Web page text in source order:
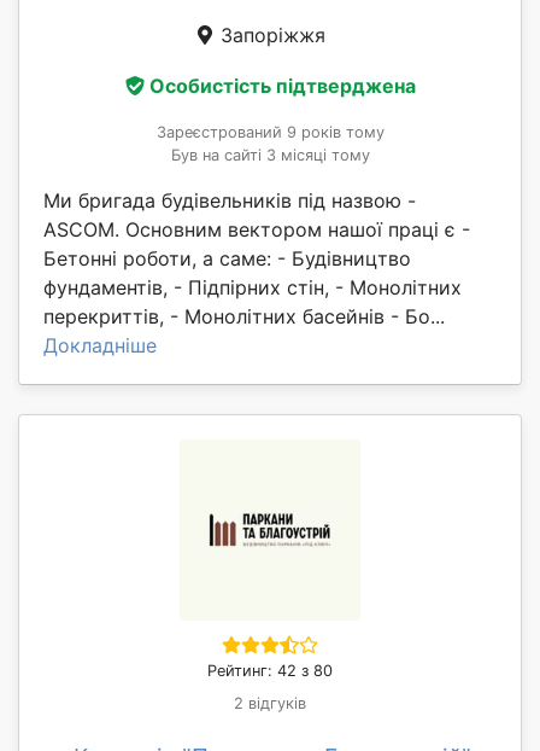
Запоріжжя
Особистість підтверджена
Зареєстрований 9 років тому
Був на сайті 3 місяці тому
Ми бригада будівельників під назвою -
ASCOM. Основним вектором нашої праці є -
Бетонні роботи, а саме: - Будівництво
фундаментів, - Підпірних стін, - Монолітних
перекриттів, - Монолітних басейнів - Бо...
Докладніше
Рейтинг: 42 з 80
2 відгуків